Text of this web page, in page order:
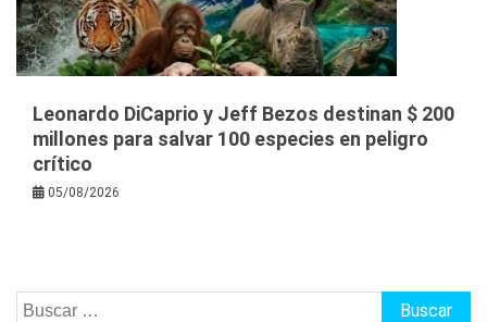
Leonardo DiCaprio y Jeff Bezos destinan $ 200
millones para salvar 100 especies en peligro
crítico
05/08/2026
Buscar: